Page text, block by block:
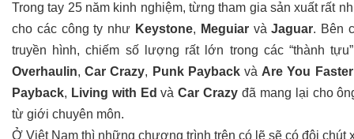
Trong tay 25 năm kinh nghiệm, từng tham gia sản xuất rất
cho các công ty như Keystone, MeguiarvàJaguar. Bên
truyền hình, chiếm số lượng rất lớn trong các “thành
Overhaulin,Car Crazy, Punk Paybackvà Are You
Payback, Living with Ed vàCar Crazy đã mang lại cho
từ giới chuyên môn.
Ở Việt Nam thì những chương trình trên có lẽ sẽ có đôi